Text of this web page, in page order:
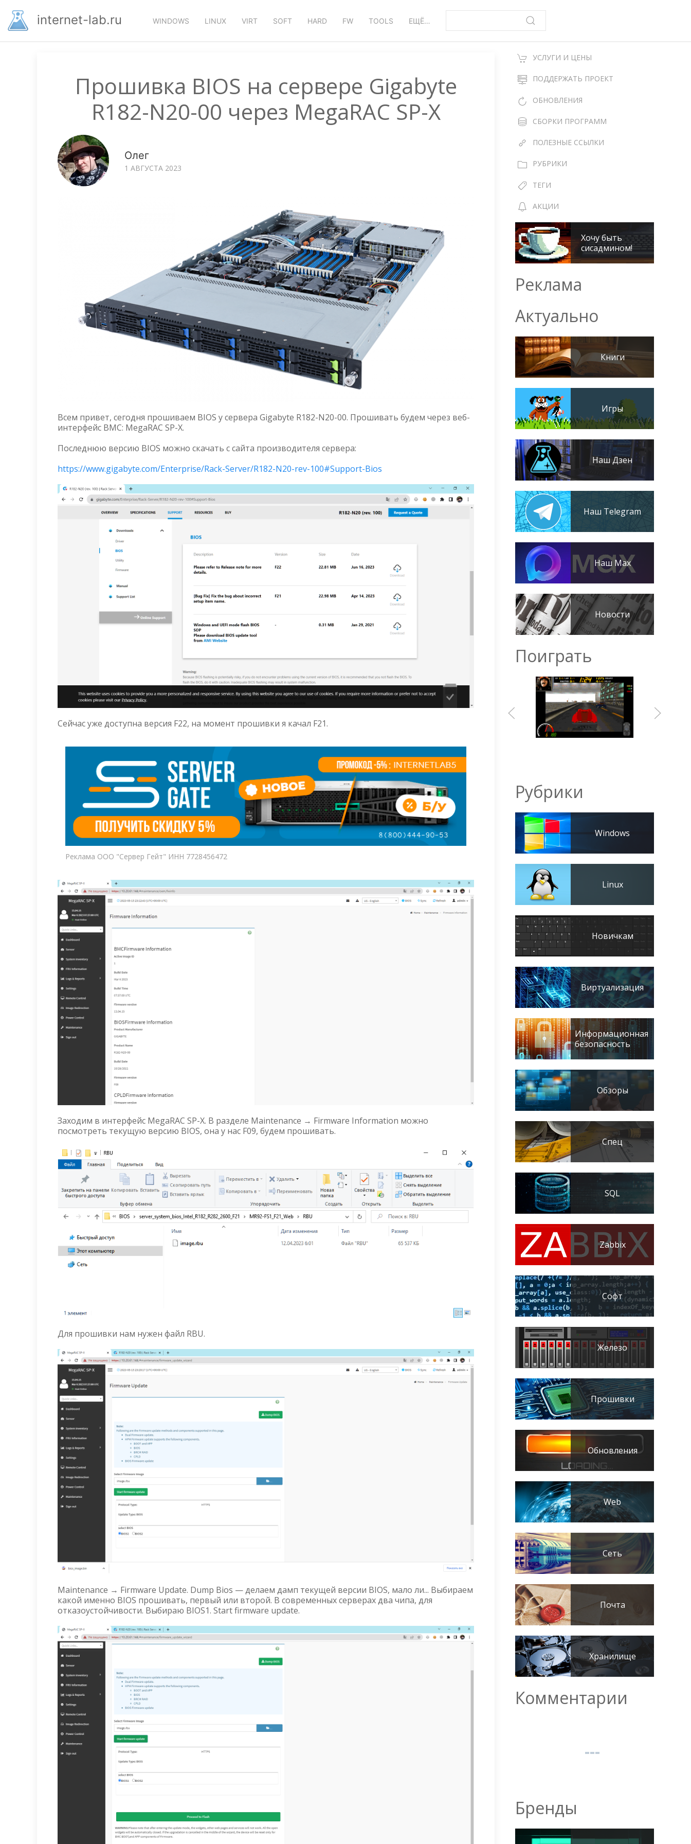
основномуinternet-lab.ru WINDOWS LINUX VIRT SOFT HARD FW TOOLS ЕЩЁ…
Прошивка BIOS на сервере Gigabyte
R182-N20-00 через MegaRAC SP-X
Олег
1 АВГУСТА 2023
Всем привет, сегодня прошиваем BIOS у сервера Gigabyte R182-N20-00. Прошивать будем через веб-
интерфейс BMC: MegaRAC SP-X.
Последнюю версию BIOS можно скачать с сайта производителя сервера:
https://www.gigabyte.com/Enterprise/Rack-Server/R182-N20-rev-100#Support-Bios
Сейчас уже доступна версия F22, на момент прошивки я качал F21.
Реклама ООО "Сервер Гейт" ИНН 7728456472
Заходим в интерфейс MegaRAC SP-X. В разделе Maintenance → Firmware Information можно
посмотреть текущую версию BIOS, она у нас F09, будем прошивать.
Для прошивки нам нужен файл RBU.
Maintenance → Firmware Update. Dump Bios — делаем дамп текущей версии BIOS, мало ли... Выбираем
какой именно BIOS прошивать, первый или второй. В современных серверах два чипа, для
отказоустойчивости. Выбираю BIOS1. Start firmware update.
УСЛУГИ И ЦЕНЫ
ПОДДЕРЖАТЬ ПРОЕКТ
ОБНОВЛЕНИЯ
СБОРКИ ПРОГРАММ
ПОЛЕЗНЫЕ ССЫЛКИ
РУБРИКИ
ТЕГИ
АКЦИИ
Хочу быть
сисадмином!
Реклама
Актуально
Книги
Игры
Наш Дзен
Наш Telegram
Наш Max
Новости
Поиграть
Рубрики
Windows
Linux
Новичкам
Виртуализация
Информационная
безопасность
Обзоры
Спец
SQL
Zabbix
Софт
Железо
Прошивки
Обновления
Web
Сеть
Почта
Хранилище
Комментарии
Бренды